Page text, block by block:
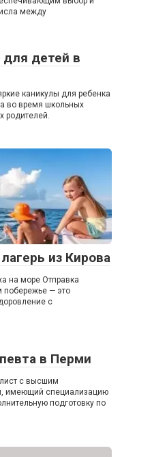
между
для детей в
каникулы для ребенка
во время школьных
родителей.
из Кирова
на море Отправка
побережье — это
с
в Перми
с высшим
имеющий специализацию
подготовку по